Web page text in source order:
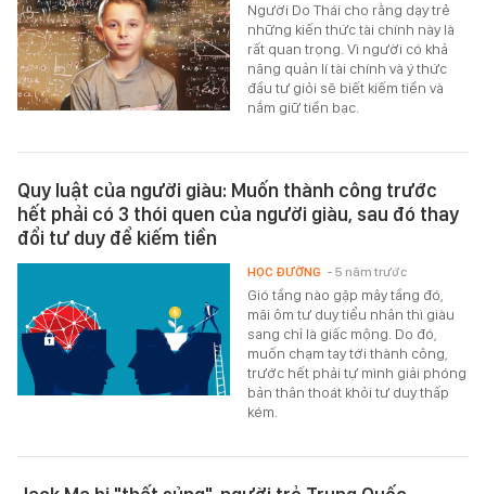
Người Do Thái cho rằng dạy trẻ
những kiến thức tài chính này là
rất quan trọng. Vì người có khả
năng quản lí tài chính và ý thức
đầu tư giỏi sẽ biết kiếm tiền và
nắm giữ tiền bạc.
Quy luật của người giàu: Muốn thành công trước
hết phải có 3 thói quen của người giàu, sau đó thay
đổi tư duy để kiếm tiền
Gió tầng nào gặp mây tầng đó,
mãi ôm tư duy tiểu nhân thì giàu
sang chỉ là giấc mộng. Do đó,
muốn chạm tay tới thành công,
trước hết phải tự mình giải phóng
bản thân thoát khỏi tư duy thấp
kém.
HỌC ĐƯỜNG - 5 năm trước